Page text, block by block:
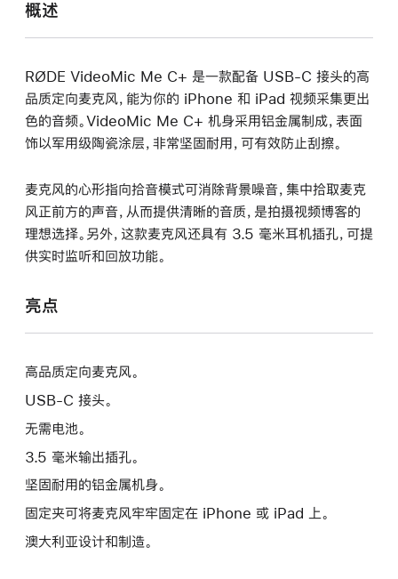
概述
RØDE VideoMic Me C+ 是一款配备 USB-C 接头的高
品质定向麦克风，能为你的 iPhone 和 iPad 视频采集更出
色的音频。VideoMic Me C+ 机身采用铝金属制成，表面
饰以军用级陶瓷涂层，非常坚固耐用，可有效防止刮擦。
麦克风的心形指向拾音模式可消除背景噪音，集中拾取麦克
风正前方的声音，从而提供清晰的音质，是拍摄视频博客的
理想选择。另外，这款麦克风还具有 3.5 毫米耳机插孔，可提
供实时监听和回放功能。
亮点
高品质定向麦克风。
USB-C 接头。
无需电池。
3.5 毫米输出插孔。
坚固耐用的铝金属机身。
固定夹可将麦克风牢牢固定在 iPhone 或 iPad 上。
澳大利亚设计和制造。